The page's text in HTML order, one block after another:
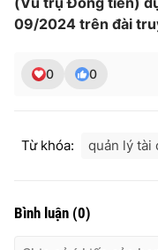
09/2024 trên đài
0 0
Từ khóa: quản lý tài
Bình luận (0)